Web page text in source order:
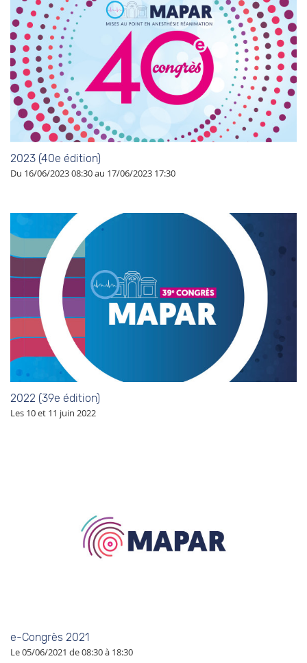
2023 (40e édition)
Du 16/06/2023 08:30 au 17/06/2023 17:30
2022 (39e édition)
Les 10 et 11 juin 2022
e-Congrès 2021
Le 05/06/2021 de 08:30 à 18:30